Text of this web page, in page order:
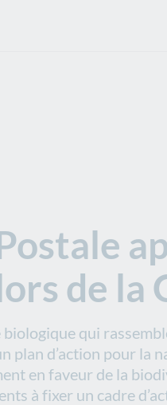
de la
qui
d’action pour la
en faveur de la
à fixer un cadre